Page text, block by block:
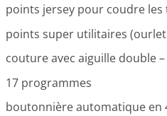
points jersey pour coudre les
points super utilitaires
couture avec aiguille double
17 programmes
boutonnière automatique en